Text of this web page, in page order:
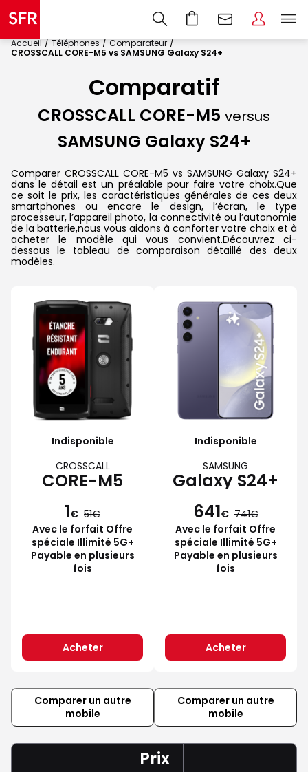
Accueil Téléphones
Comparateur
CROSSCALL CORE-M5 vs SAMSUNG Galaxy S24+
Comparatif
CROSSCALL CORE-M5 versus
SAMSUNG Galaxy S24+
Comparer CROSSCALL CORE-M5 vs SAMSUNG Galaxy S24+
dans le détail est un préalable pour faire votre choix.Que
ce soit le prix, les caractéristiques générales de ces deux
smartphones ou encore le design, l’écran, le type
processeur, l’appareil photo, la connectivité ou l’autonomie
de la batterie,nous vous aidons à conforter votre choix et à
acheter le modèle qui vous convient.Découvrez ci-
dessous le tableau de comparaison détaillé des deux
modèles.
Indisponible
CROSSCALL
CORE-M5
1€ 51
Avec le forfait Offre
spéciale Illimité 5G+
Payable en plusieurs
fois
Acheter
Indisponible
SAMSUNG
Galaxy S24+
641€ 741
Avec le forfait Offre
spéciale Illimité 5G+
Payable en plusieurs
fois
Acheter
Comparer un autre
mobile
Comparer un autre
mobile
Prix